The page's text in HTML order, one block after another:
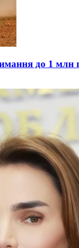
до 1 млн